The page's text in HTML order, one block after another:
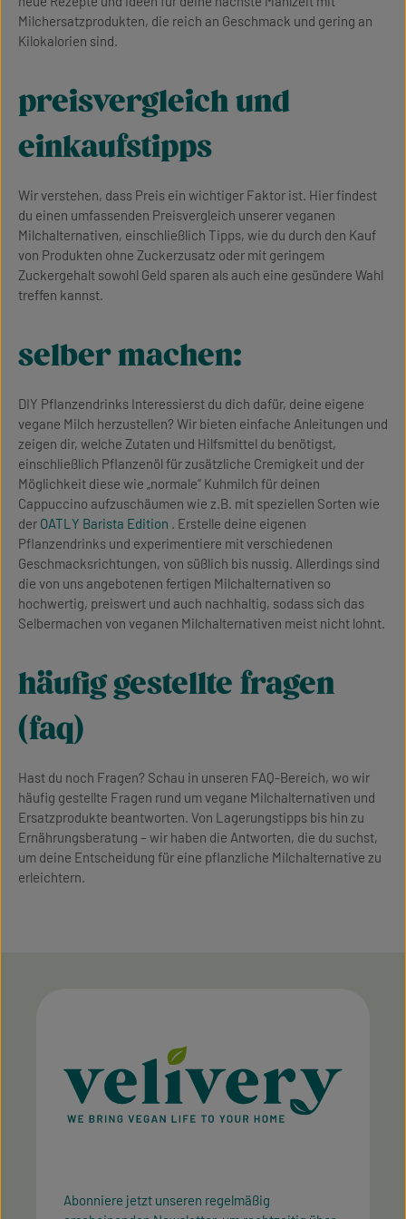
Milchersatzprodukten, die reich an Geschmack und gering an
Kilokalorien sind.
preisvergleich und
einkaufstipps
Wir verstehen, dass Preis ein wichtiger Faktor ist. Hier findest
du einen umfassenden Preisvergleich unserer veganen
Milchalternativen, einschließlich Tipps, wie du durch den Kauf
von Produkten ohne Zuckerzusatz oder mit geringem
Zuckergehalt sowohl Geld sparen als auch eine gesündere Wahl
treffen kannst.
selber machen:
DIY Pflanzendrinks Interessierst du dich dafür, deine eigene
vegane Milch herzustellen? Wir bieten einfache Anleitungen und
zeigen dir, welche Zutaten und Hilfsmittel du benötigst,
einschließlich Pflanzenöl für zusätzliche Cremigkeit und der
Möglichkeit diese wie „normale“ Kuhmilch für deinen
Cappuccino aufzuschäumen wie z.B. mit speziellen Sorten wie
der OATLY Barista Edition . Erstelle deine eigenen
Pflanzendrinks und experimentiere mit verschiedenen
Geschmacksrichtungen, von süßlich bis nussig. Allerdings sind
die von uns angebotenen fertigen Milchalternativen so
hochwertig, preiswert und auch nachhaltig, sodass sich das
Selbermachen von veganen Milchalternativen meist nicht lohnt.
häufig gestellte fragen
(faq)
Hast du noch Fragen? Schau in unseren FAQ-Bereich, wo wir
häufig gestellte Fragen rund um vegane Milchalternativen und
Ersatzprodukte beantworten. Von Lagerungstipps bis hin zu
Ernährungsberatung – wir haben die Antworten, die du suchst,
um deine Entscheidung für eine pflanzliche Milchalternative zu
erleichtern.
Abonniere jetzt unseren regelmäßig